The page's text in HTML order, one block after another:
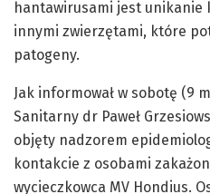
hantawirusami jest unikanie
innymi zwierzętami, które
patogeny.
Jak informował w sobotę (9
Sanitarny dr Paweł
objęty nadzorem
kontakcie z osobami
wycieczkowca MV Hondius.